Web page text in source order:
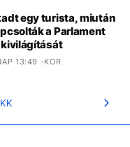
egy turista, miután
a Parlament
13:49 -KOR